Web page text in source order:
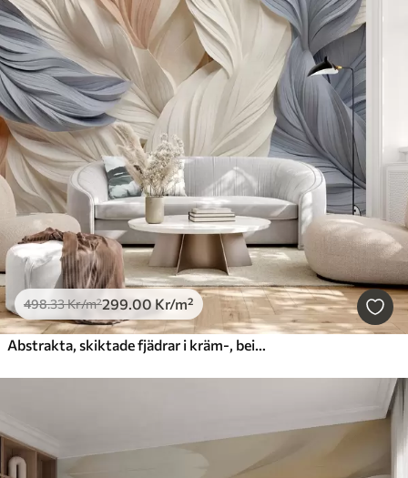
498.33Kr/m²299.00 Kr/m²
Abstrakta, skiktade fjädrar i kräm-, beige- och ljusblå nyanser, med ett strukturerat, organiskt utseende.